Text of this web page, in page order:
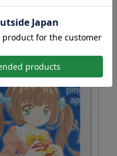
の特長